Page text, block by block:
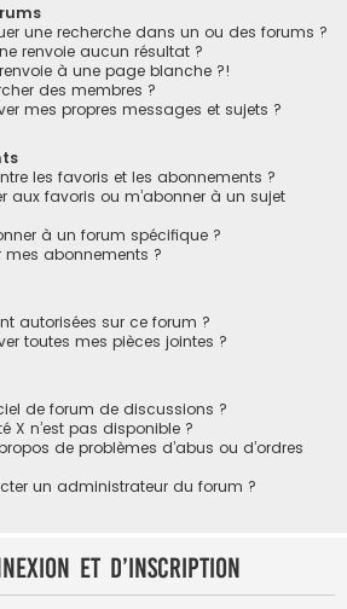
une recherche dans un ou des forums ?
renvoie aucun résultat ?
à une page blanche ?!
des membres ?
mes propres messages et sujets ?
les favoris et les abonnements ?
aux favoris ou m’abonner à un sujet
à un forum spécifique ?
abonnements ?
autorisées sur ce forum ?
toutes mes pièces jointes ?
de forum de discussions ?
X n’est pas disponible ?
de problèmes d’abus ou d’ordres
un administrateur du forum ?
et d’inscription